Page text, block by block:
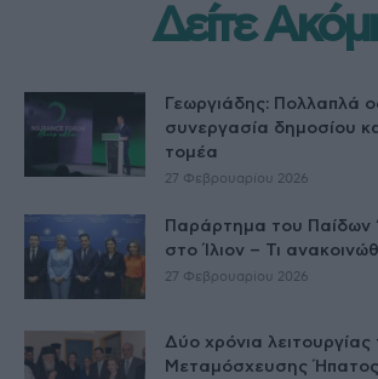
Δείτε
Γεωργιάδης: Πολλαπλά
συνεργασία δημοσίου
τομέα
27 Φεβρουαρίου 2026
Παράρτημα του Παίδων
στο Ίλιον – Τι
27 Φεβρουαρίου 2026
Δύο χρόνια λειτουργίας
Μεταμόσχευσης